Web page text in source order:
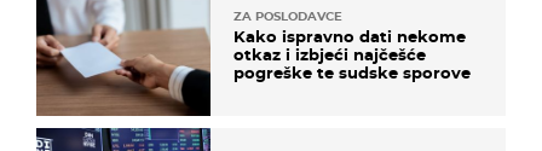
ZA POSLODAVCE
Kako ispravno dati nekome
otkaz i izbjeći najčešće
pogreške te sudske sporove